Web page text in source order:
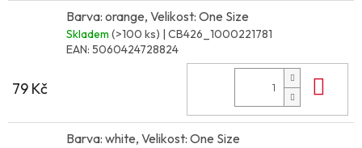
Barva: orange, Velikost: One Size
Skladem (>100 ks) | CB426_1000221781
EAN: 5060424728824
79 Kč
Barva: white, Velikost: One Size